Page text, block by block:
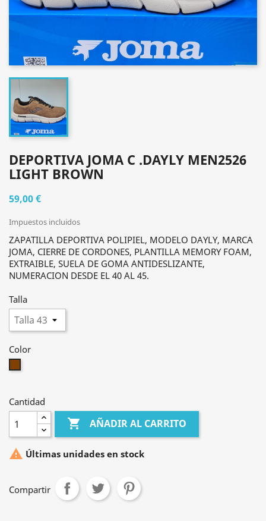
DEPORTIVA JOMA C .DAYLY MEN2526
LIGHT BROWN
59,00 €
Impuestos incluidos
ZAPATILLA DEPORTIVA POLIPIEL, MODELO DAYLY, MARCA
JOMA, CIERRE DE CORDONES, PLANTILLA MEMORY FOAM,
EXTRAIBLE, SUELA DE GOMA ANTIDESLIZANTE,
NUMERACION DESDE EL 40 AL 45.
Talla
Color
Cantidad
 AÑADIR AL CARRITO
 Últimas unidades en stock
Compartir